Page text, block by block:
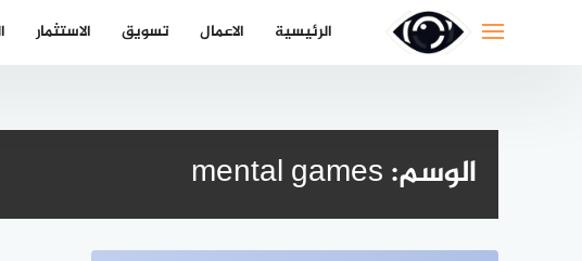
الرئيسية الاعمال تسويق الاستثمار
الوسم:mental games